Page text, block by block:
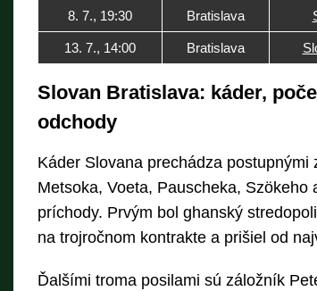
8. 7., 19:30 Bratislava
13. 7., 14:00 Bratislava
Slovan Bratislava: káder,
odchody
Káder Slovana prechádza
Metsoka, Voeta, Pauscheka,
príchody. Prvým bol ghanský
na trojročnom kontrakte a prišiel od
Ďalšími troma posilami sú záložník